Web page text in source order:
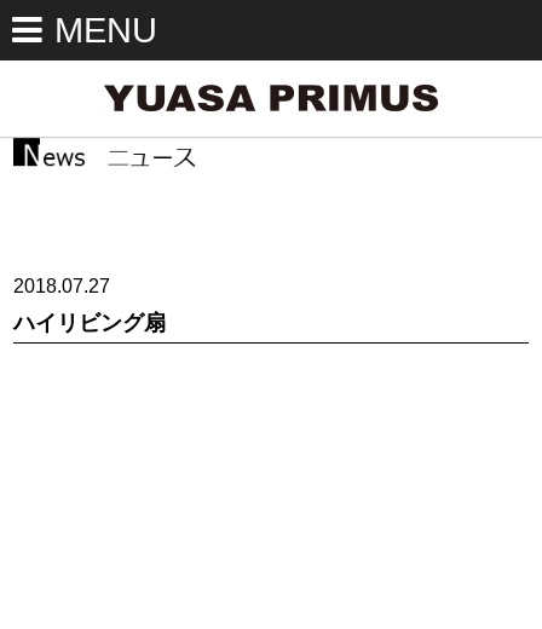
MENU
2018.07.27
ハイリビング扇